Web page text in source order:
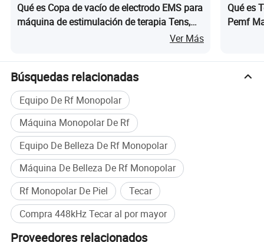
Qué es Copa de vacío de electrodo EMS para
máquina de estimulación de terapia Tens,
estimulador eléctrico de masaje muscular
Ver Más
Qué es
Pemf
Búsquedas relacionadas
Equipo De Rf Monopolar
Máquina Monopolar De Rf
Equipo De Belleza De Rf Monopolar
Máquina De Belleza De Rf Monopolar
Rf Monopolar De Piel
Tecar
Compra 448kHz Tecar al por mayor
Proveedores relacionados